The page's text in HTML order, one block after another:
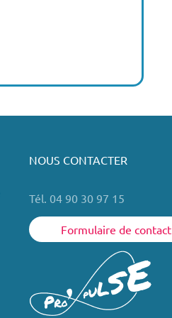
NOUS CONTACTER
Tél. 04 90 30 97 15
Formulaire de contact